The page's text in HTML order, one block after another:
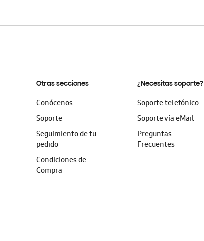
Otras secciones
Conócenos
Soporte
Seguimiento de tu
pedido
Condiciones de
Compra
¿Necesitas soporte?
Soporte telefónico
Soporte vía eMail
Preguntas
Frecuentes